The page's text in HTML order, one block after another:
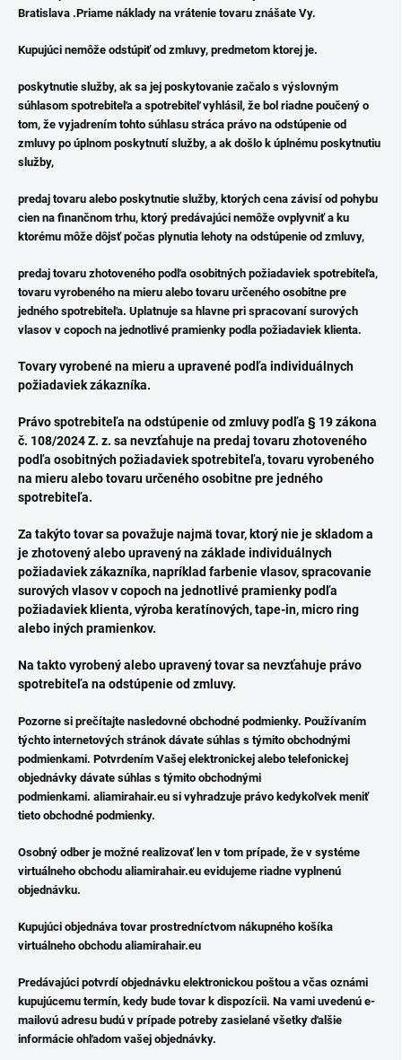
Bratislava .Priame náklady na vrátenie tovaru znášate Vy.
Kupujúci nemôže odstúpiť od zmluvy, predmetom ktorej je.
poskytnutie služby, ak sa jej poskytovanie začalo s výslovným
súhlasom spotrebiteľa a spotrebiteľ vyhlásil, že bol riadne poučený o
tom, že vyjadrením tohto súhlasu stráca právo na odstúpenie od
zmluvy po úplnom poskytnutí služby, a ak došlo k úplnému poskytnutiu
služby,
predaj tovaru alebo poskytnutie služby, ktorých cena závisí od pohybu
cien na finančnom trhu, ktorý predávajúci nemôže ovplyvniť a ku
ktorému môže dôjsť počas plynutia lehoty na odstúpenie od zmluvy,
predaj tovaru zhotoveného podľa osobitných požiadaviek spotrebiteľa,
tovaru vyrobeného na mieru alebo tovaru určeného osobitne pre
jedného spotrebiteľa. Uplatnuje sa hlavne pri spracovaní surových
vlasov v copoch na jednotlivé pramienky podla požiadaviek klienta.
Tovary vyrobené na mieru a upravené podľa individuálnych
požiadaviek zákazníka.
Právo spotrebiteľa na odstúpenie od zmluvy podľa § 19 zákona
č. 108/2024 Z. z. sa nevzťahuje na predaj tovaru zhotoveného
podľa osobitných požiadaviek spotrebiteľa, tovaru vyrobeného
na mieru alebo tovaru určeného osobitne pre jedného
spotrebiteľa.
Za takýto tovar sa považuje najmä tovar, ktorý nie je skladom a
je zhotovený alebo upravený na základe individuálnych
požiadaviek zákazníka, napríklad farbenie vlasov, spracovanie
surových vlasov v copoch na jednotlivé pramienky podľa
požiadaviek klienta, výroba keratínových, tape-in, micro ring
alebo iných pramienkov.
Na takto vyrobený alebo upravený tovar sa nevzťahuje právo
spotrebiteľa na odstúpenie od zmluvy.
Pozorne si prečítajte nasledovné obchodné podmienky. Používaním
týchto internetových stránok dávate súhlas s týmito obchodnými
podmienkami. Potvrdením Vašej elektronickej alebo telefonickej
objednávky dávate súhlas s týmito obchodnými
podmienkami. aliamirahair.eu si vyhradzuje právo kedykoľvek meniť
tieto obchodné podmienky.
Osobný odber je možné realizovať len v tom prípade, že v systéme
virtuálneho obchodu aliamirahair.eu evidujeme riadne vyplnenú
objednávku.
Kupujúci objednáva tovar prostredníctvom nákupného košíka
virtuálneho obchodu aliamirahair.eu
Predávajúci potvrdí objednávku elektronickou poštou a včas oznámi
kupujúcemu termín, kedy bude tovar k dispozícii. Na vami uvedenú e-
mailovú adresu budú v prípade potreby zasielané všetky ďalšie
informácie ohľadom vašej objednávky.